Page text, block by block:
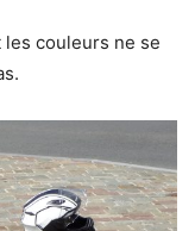
couleurs ne se